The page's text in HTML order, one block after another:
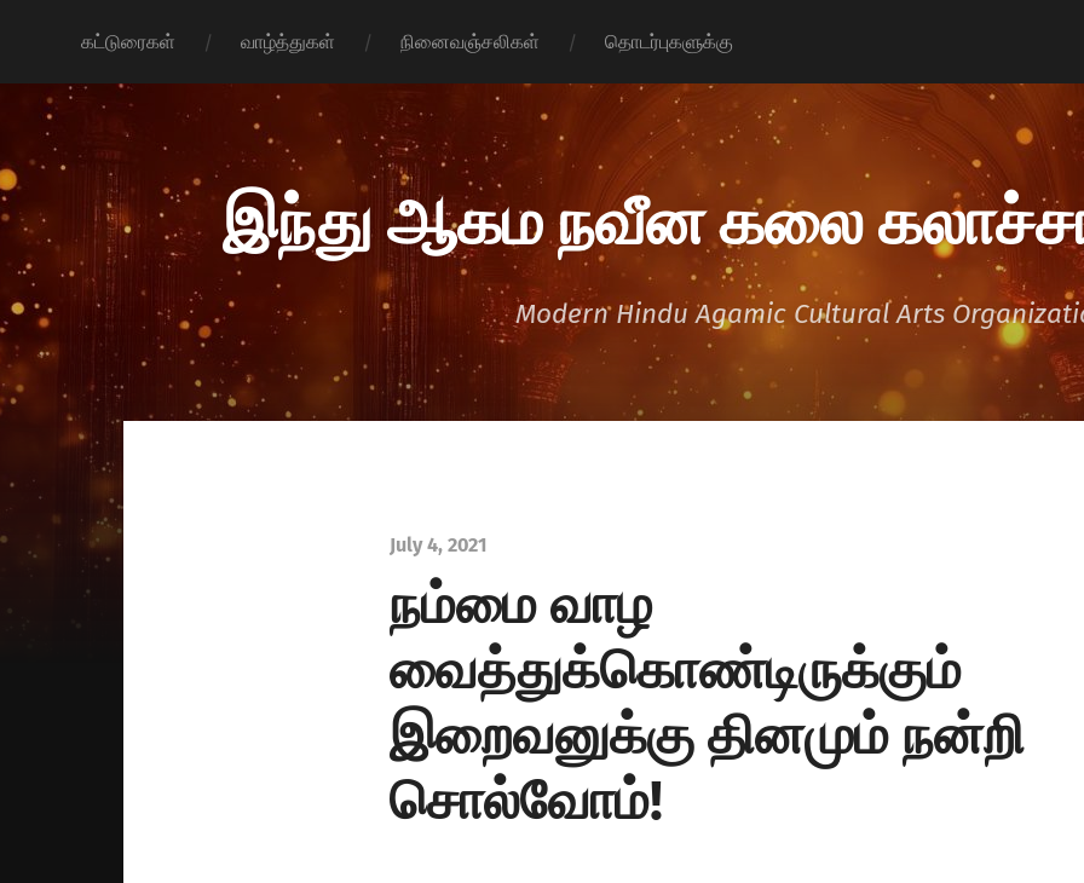
கட்டுரைகள் வாழ்த்துகள் நினைவஞ்சலிகள் தொடர்புகளுக்கு
இந்து ஆகம நவீன கலை
Modern Hindu Agamic Cultural Arts
July 4, 2021
நம்மை வாழ
வைத்துக்கொண்டிருக்கும்
இறைவனுக்கு தினமும் நன்றி
சொல்வோம்!